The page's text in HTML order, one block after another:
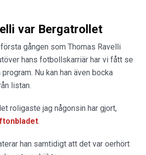
var Bergatrollet
gången som Thomas Ravelli
hans fotbollskarriär har vi fått se
Nu kan han även bocka
listan.
roligaste jag någonsin har gjort,
.
han samtidigt att det var oerhört